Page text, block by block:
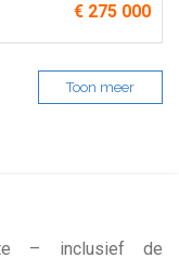
€ 275 000
Toon meer
– inclusief de